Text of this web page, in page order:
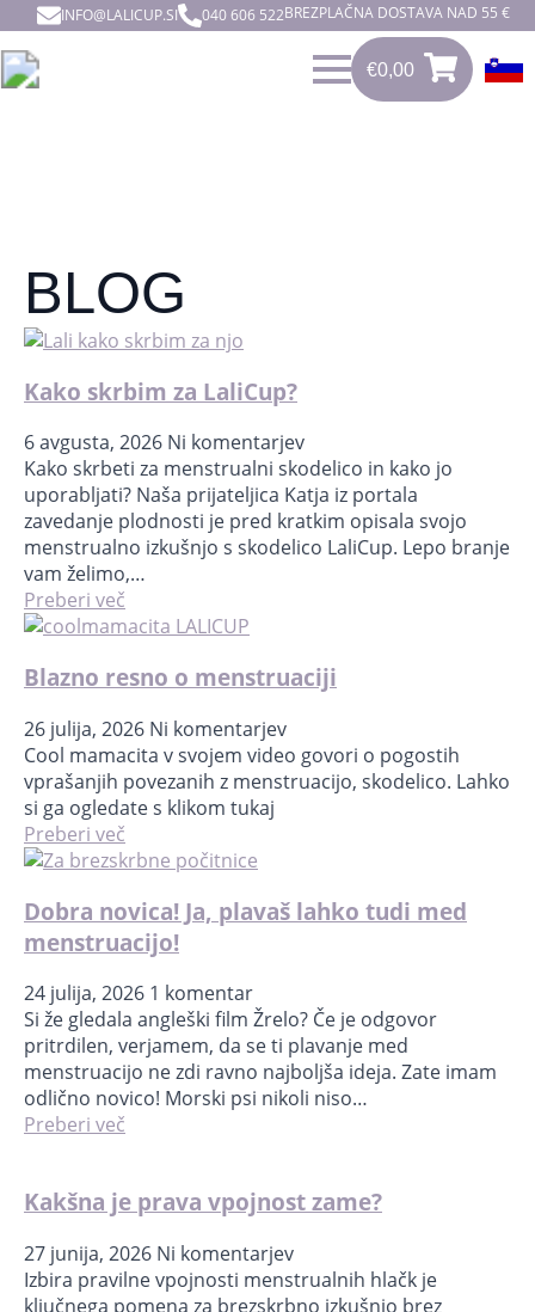
INFO@LALICUP.SI 040 606 522BREZPLAČNA DOSTAVA NAD 55 €
€0,00
€0,00
BLOG
Kako skrbim za LaliCup?
6 avgusta, 2026 Ni komentarjev
Kako skrbeti za menstrualni skodelico in kako jo
uporabljati?⁣ Naša prijateljica Katja iz portala
zavedanje plodnosti je pred kratkim opisala svojo
menstrualno izkušnjo s skodelico LaliCup. Lepo branje
vam želimo,…
Preberi več
Blazno resno o menstruaciji
26 julija, 2026 Ni komentarjev
Cool mamacita v svojem video govori o pogostih
vprašanjih povezanih z menstruacijo, skodelico. Lahko
si ga ogledate s klikom tukaj
Preberi več
Dobra novica! Ja, plavaš lahko tudi med
menstruacijo!
24 julija, 2026 1 komentar
Si že gledala angleški film Žrelo? Če je odgovor
pritrdilen, verjamem, da se ti plavanje med
menstruacijo ne zdi ravno najboljša ideja. Zate imam
odlično novico! Morski psi nikoli niso…
Preberi več
Kakšna je prava vpojnost zame?
27 junija, 2026 Ni komentarjev
Izbira pravilne vpojnosti menstrualnih hlačk je
ključnega pomena za brezskrbno izkušnjo brez